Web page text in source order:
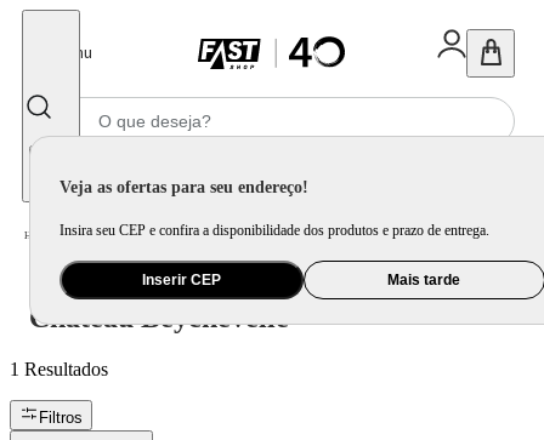
Menu
Veja as ofertas para seu endereço!
Insira seu CEP e confira a disponibilidade dos produtos e prazo de entrega.
Inserir CEP Mais tarde
Home Château Beychevelle
Château Beychevelle
1 Resultados
Filtros